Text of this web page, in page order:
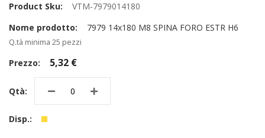
VTM-7979014180
7979 14x180 M8 SPINA FORO ESTR H6
Q.tà minima 25 pezzi
5,32 €